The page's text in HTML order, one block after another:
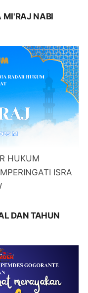
MI'RAJ NABI
HUKUM
ISRA
DAN TAHUN